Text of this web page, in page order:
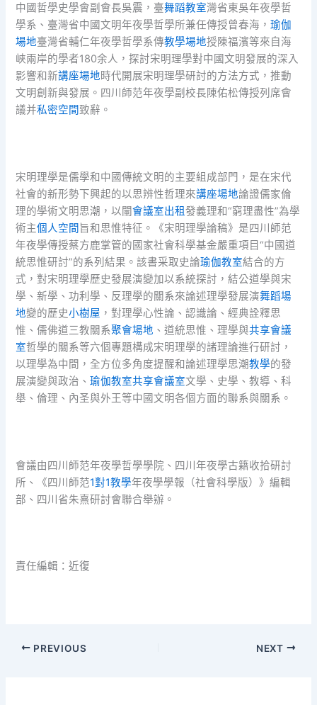
中國哲學史學會副會長吳震，臺舞蹈教室灣省東吳年夜學哲
學系、臺灣省中國文明年夜學哲學所兼任傳授曾春海，瑜伽
場地臺灣省輔仁年夜學哲學系傳教學場地授陳福濱等來自海
峽兩岸的學者180余人，探討宋明理學對中國文明發展的深入
影響和新講座場地時代開展宋明理學研討的方法方式，推動
文明創新與發展。四川師范年夜學副校長陳佑松傳授列席會
議并私密空間致辭。
宋明理學是儒學和中國傳統文明的主要組成部門，是在宋代
社會的新形勢下興起的以思辨性哲理來講座場地論證儒家倫
理的學術文明思潮，以闡會議室出租發義理和“窮理盡性”為學
術主個人空間 旨和思惟特征。《宋明理學論稿》是四川師范
年夜學傳授蔡方鹿掌管的國家社會科學基金嚴重項目“中國道
統思惟研討”的系列結果。該書采取史論瑜伽教室結合的方
式，對宋明理學歷史發展演變加以系統探討，結公道學與宋
學、新學、功利學、反理學的關系來論述理學發展演舞蹈場
地變的歷史小樹屋 ，對理學心性論、認識論、經典詮釋思
惟、儒佛道三教關系聚會場地 、道統思惟、理學與共享會議
室哲學的關系等六個專題構成宋明理學的諸理論進行研討，
以理學為中間，全方位多角度提醒和論述理學思潮教學的發
展演變與政治、瑜伽教室共享會議室文學、史學、教導、科
舉、倫理、內圣與外王等中國文明各個方面的聯系與關系。
會議由四川師范年夜學哲學學院、四川年夜學古籍收拾研討
所、《四川師范1對1教學年夜學學報（社會科學版）》編輯
部、四川省朱熹研討會聯合舉辦。
責任編輯：近復
PREVIOUS NEXT